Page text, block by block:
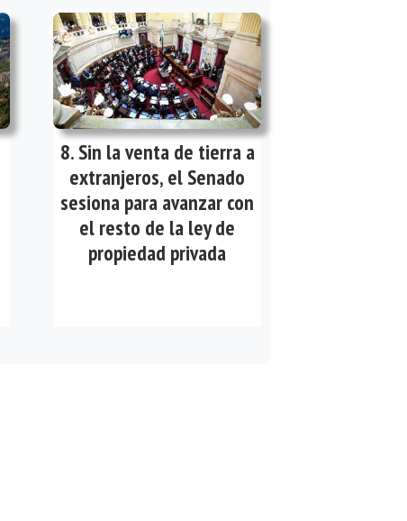
Sin la venta de tierra a
extranjeros, el Senado
sesiona para avanzar con
el resto de la ley de
propiedad privada